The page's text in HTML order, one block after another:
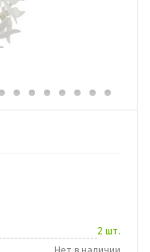
2 шт.
Нет в наличии